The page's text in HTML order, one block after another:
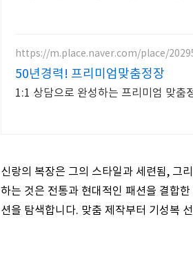
https://m.place.naver.com/place/
50년경력! 프리미엄맞춤정장
1:1 상담으로 완성하는 프리미엄 맞춤
신랑의 복장은 그의 스타일과 세련됨, 그
하는 것은 전통과 현대적인 패션을 결합
션을 탐색합니다. 맞춤 제작부터 기성복